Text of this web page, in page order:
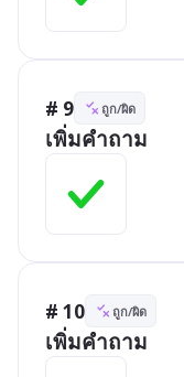
# 9 ถูก/ผิด
เพิ่มคำถาม
# 10 ถูก/ผิด
เพิ่มคำถาม